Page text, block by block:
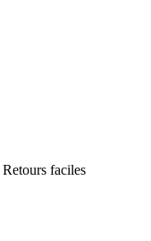
Retours faciles